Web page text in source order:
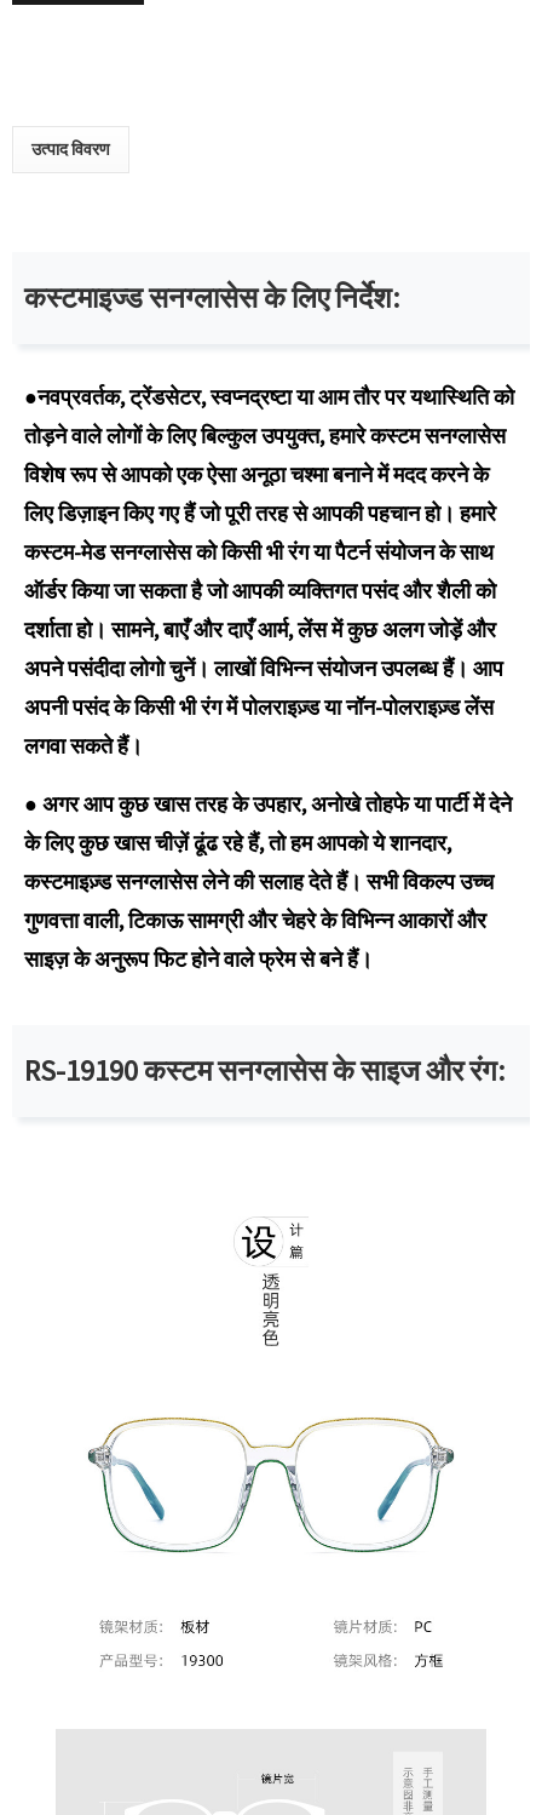
उत्पाद विवरण
कस्टमाइज्ड सनग्लासेस के लिए निर्देश:
●नवप्रवर्तक, ट्रेंडसेटर, स्वप्नद्रष्टा या आम तौर पर यथास्थिति को
तोड़ने वाले लोगों के लिए बिल्कुल उपयुक्त, हमारे कस्टम सनग्लासेस
विशेष रूप से आपको एक ऐसा अनूठा चश्मा बनाने में मदद करने के
लिए डिज़ाइन किए गए हैं जो पूरी तरह से आपकी पहचान हो। हमारे
कस्टम-मेड सनग्लासेस को किसी भी रंग या पैटर्न संयोजन के साथ
ऑर्डर किया जा सकता है जो आपकी व्यक्तिगत पसंद और शैली को
दर्शाता हो। सामने, बाएँ और दाएँ आर्म, लेंस में कुछ अलग जोड़ें और
अपने पसंदीदा लोगो चुनें। लाखों विभिन्न संयोजन उपलब्ध हैं। आप
अपनी पसंद के किसी भी रंग में पोलराइज़्ड या नॉन-पोलराइज़्ड लेंस
लगवा सकते हैं।
● अगर आप कुछ खास तरह के उपहार, अनोखे तोहफे या पार्टी में देने
के लिए कुछ खास चीज़ें ढूंढ रहे हैं, तो हम आपको ये शानदार,
कस्टमाइज़्ड सनग्लासेस लेने की सलाह देते हैं। सभी विकल्प उच्च
गुणवत्ता वाली, टिकाऊ सामग्री और चेहरे के विभिन्न आकारों और
साइज़ के अनुरूप फिट होने वाले फ्रेम से बने हैं।
RS-19190 कस्टम सनग्लासेस के साइज और रंग: